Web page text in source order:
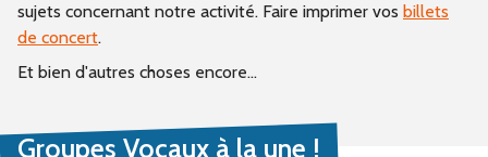
sujets concernant notre activité. Faire imprimer vos billets
de concert.
Et bien d'autres choses encore...
Groupes Vocaux à la une !